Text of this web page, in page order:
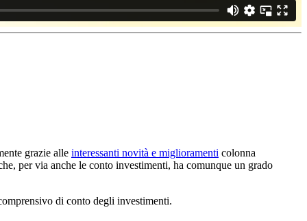
grazie alle interessanti novità e miglioramenti colonna
per via anche le conto investimenti, ha comunque un grado
di conto degli investimenti.